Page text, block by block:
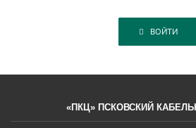
ВОЙТИ
«ПКЦ» ПСКОВСКИЙ